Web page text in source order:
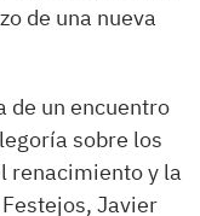
de una nueva
de un encuentro
sobre los
renacimiento y la
Javier